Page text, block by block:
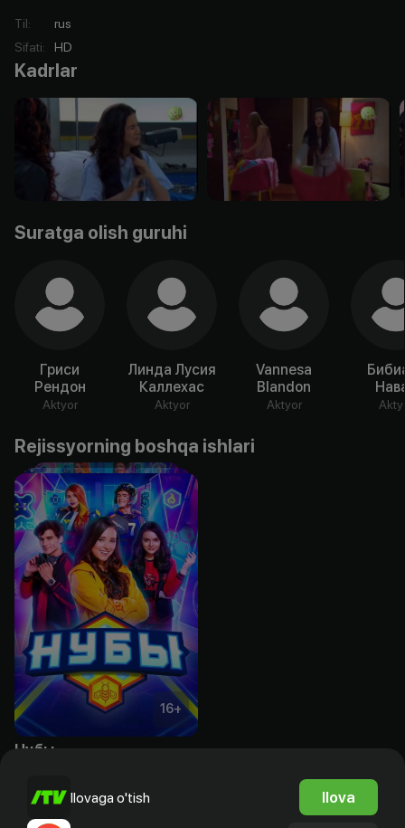
Til:
rus
Sifati: HD
Kadrlar
Suratga olish guruhi
Гриси
Рендон
Aktyor
Линда Лусия
Каллехас
Aktyor
Vannesa
Blandon
Aktyor
Rejissyorning boshqa ishlari
16+
Нубы
Ilovaga o'tish Ilova